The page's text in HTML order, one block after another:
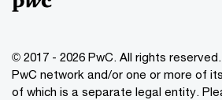
© 2017 - 2026 PwC. All rights
PwC network and/or one or more of
of which is a separate legal entity.